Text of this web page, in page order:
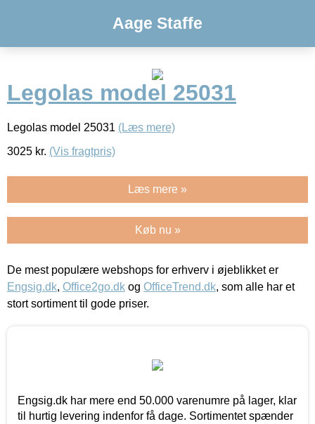
Aage Staffe
Legolas model 25031
Legolas model 25031 (Læs mere)
3025 kr. (Vis fragtpris)
Læs mere »
Køb nu »
De mest populære webshops for erhverv i øjeblikket er
Engsig.dk, Office2go.dk og OfficeTrend.dk, som alle har et
stort sortiment til gode priser.
Engsig.dk har mere end 50.000 varenumre på lager, klar
til hurtig levering indenfor få dage. Sortimentet spænder